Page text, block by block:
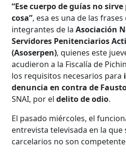
“Ese cuerpo de guías no
cosa”, esa es una de las
integrantes de laAsociación
Servidores Penitenciarios
(Asoserpen), quienes este
acudieron a la Fiscalía de
los requisitos necesarios para
denuncia en contra de
SNAI, por eldelito de odio.
El pasado miércoles, el
entrevista televisada en la que
carcelarios no son